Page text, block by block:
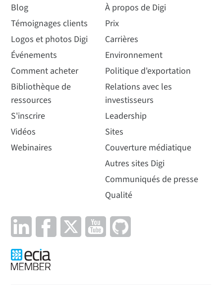
Blog
Témoignages clients
Logos et photos Digi
Événements
Comment acheter
Bibliothèque de
ressources
S'inscrire
Vidéos
Webinaires
À propos de Digi
Prix
Carrières
Environnement
Politique d'exportation
Relations avec les
investisseurs
Leadership
Sites
Couverture médiatique
Autres sites Digi
Communiqués de presse
Qualité